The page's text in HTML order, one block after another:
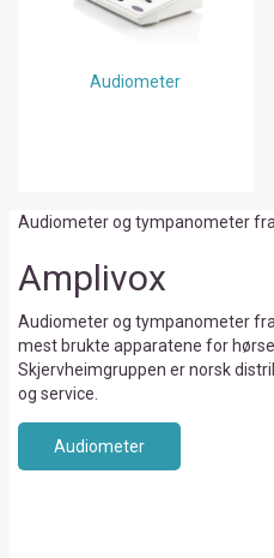
Audiometer
Audiometer og tympanometer
Amplivox
Audiometer og tympanometer
mest brukte apparatene for
Skjervheimgruppen er norsk
og service.
Audiometer